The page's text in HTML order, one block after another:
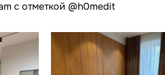
c отметкой @h0medit